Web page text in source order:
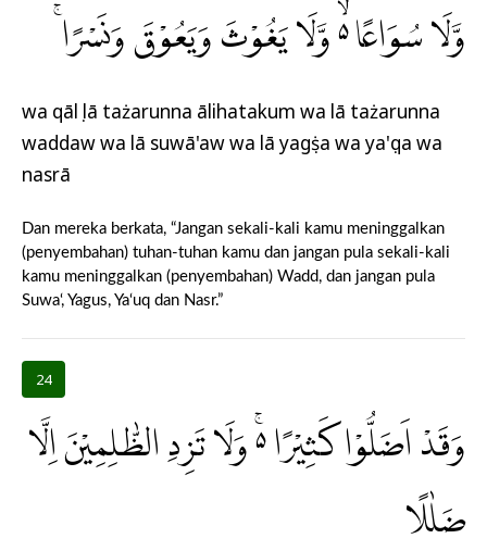
وَّلَا سُوَاعًا ەۙ وَّلَا يَغُوْثَ وَيَعُوْقَ وَنَسْرًاۚ
wa qālụ lā tażarunna ālihatakum wa lā tażarunna
waddaw wa lā suwā'aw wa lā yagụṡa wa ya'ụqa wa
nasrā
Dan mereka berkata, “Jangan sekali-kali kamu meninggalkan
(penyembahan) tuhan-tuhan kamu dan jangan pula sekali-kali
kamu meninggalkan (penyembahan) Wadd, dan jangan pula
Suwa‘, Yagus, Ya‘uq dan Nasr.”
24
وَقَدْ اَضَلُّوْا كَثِيْرًا ەۚ وَلَا تَزِدِ الظّٰلِمِيْنَ اِلَّا
ضَلٰلًا